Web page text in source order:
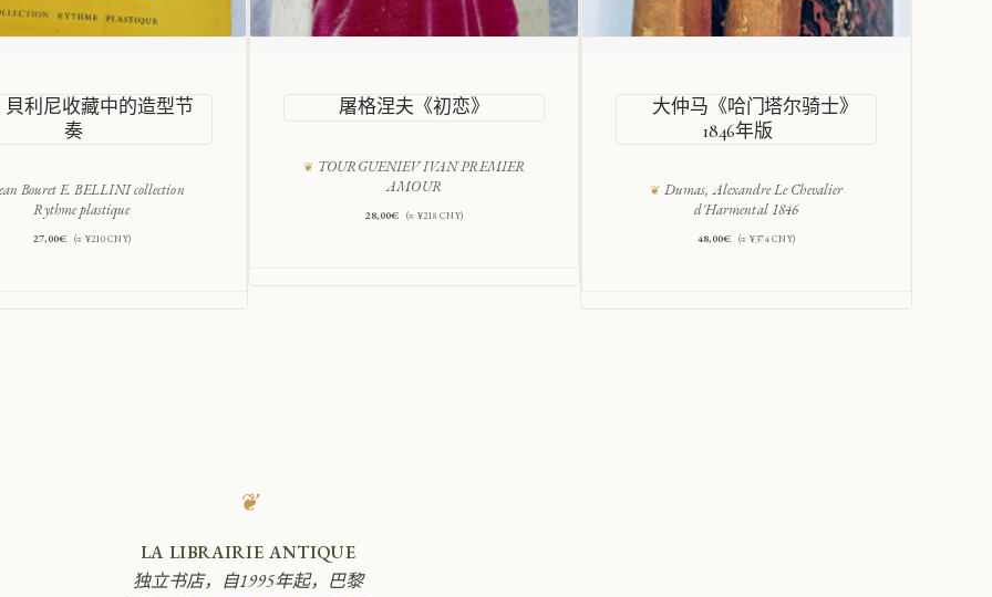
貝利尼收藏中的造型节
奏
Bouret E. BELLINI collection
Rythme plastique
27,00€ (≈ ¥210 CNY)
屠格涅夫《初恋》
TOURGUENIEV IVAN PREMIER
AMOUR
28,00€ (≈ ¥218 CNY)
大仲马《哈门塔尔骑士》
1846年版
Dumas, Alexandre Le Chevalier
d'Harmental 1846
48,00€ (≈ ¥374 CNY)
❦
LA LIBRAIRIE ANTIQUE
独立书店，自1995年起，巴黎